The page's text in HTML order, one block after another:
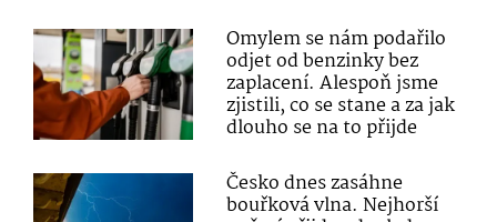
Omylem se nám podařilo
odjet od benzinky bez
zaplacení. Alespoň jsme
zjistili, co se stane a za jak
dlouho se na to přijde
Česko dnes zasáhne
bouřková vlna. Nejhorší